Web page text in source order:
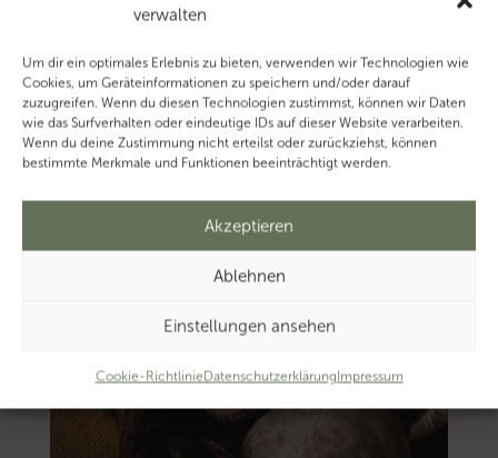
verwalten
Um dir ein optimales Erlebnis zu bieten, verwenden wir Technologien wie
Cookies, um Geräteinformationen zu speichern und/oder darauf
zuzugreifen. Wenn du diesen Technologien zustimmst, können wir Daten
wie das Surfverhalten oder eindeutige IDs auf dieser Website verarbeiten.
Wenn du deine Zustimmung nicht erteilst oder zurückziehst, können
bestimmte Merkmale und Funktionen beeinträchtigt werden.
Akzeptieren
Ablehnen
Einstellungen ansehen
Cookie-RichtlinieDatenschutzerklärungImpressum